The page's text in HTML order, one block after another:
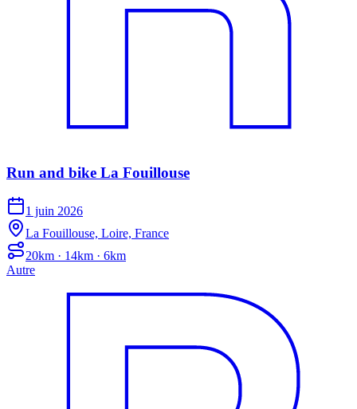
Run and bike La Fouillouse
1 juin 2026
La Fouillouse, Loire, France
20km · 14km · 6km
Autre